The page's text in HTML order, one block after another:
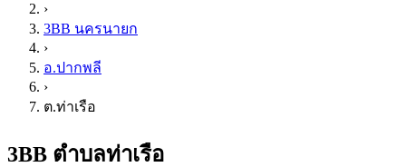
›
3BB นครนายก
›
อ.ปากพลี
›
ต.ท่าเรือ
3BB ตำบลท่าเรือ